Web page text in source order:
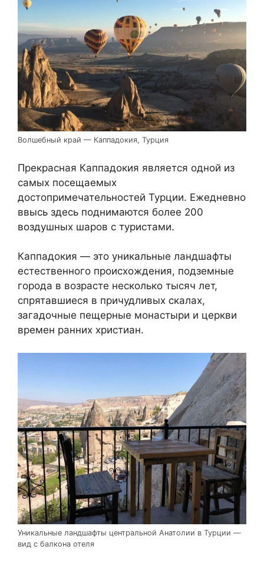
Волшебный край — Каппадокия, Турция
Прекрасная Каппадокия является одной из
самых посещаемых
достопримечательностей Турции. Ежедневно
ввысь здесь поднимаются более 200
воздушных шаров с туристами.
Каппадокия — это уникальные ландшафты
естественного происхождения, подземные
города в возрасте несколько тысяч лет,
спрятавшиеся в причудливых скалах,
загадочные пещерные монастыри и церкви
времен ранних христиан.
Уникальные ландшафты центральной Анатолии в Турции —
вид с балкона отеля